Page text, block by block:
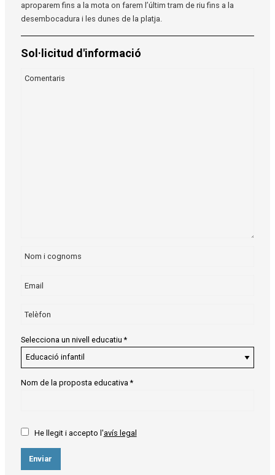
aproparem fins a la mota on farem l’últim tram de riu fins a la
desembocadura i les dunes de la platja.
Sol·licitud d'informació
Selecciona un nivell educatiu*
Nom de la proposta educativa*
He llegit i accepto l'avís legal
Enviar